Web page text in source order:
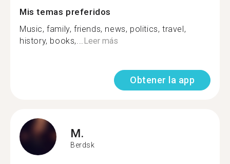
Mis temas preferidos
Music, family, friends, news, politics, travel,
history, books,...Leer más
Obtener la app
M.
Berdsk